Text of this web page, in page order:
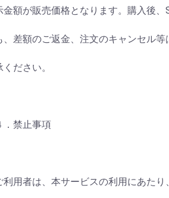
金額が販売価格となります。購入後
、差額のご返金、注文のキャンセル
ください。
．禁止事項
利用者は、本サービスの利用にあたり